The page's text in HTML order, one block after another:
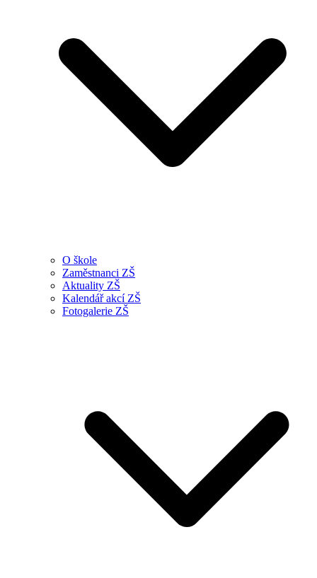
O škole
Zaměstnanci ZŠ
Aktuality ZŠ
Kalendář akcí ZŠ
Fotogalerie ZŠ